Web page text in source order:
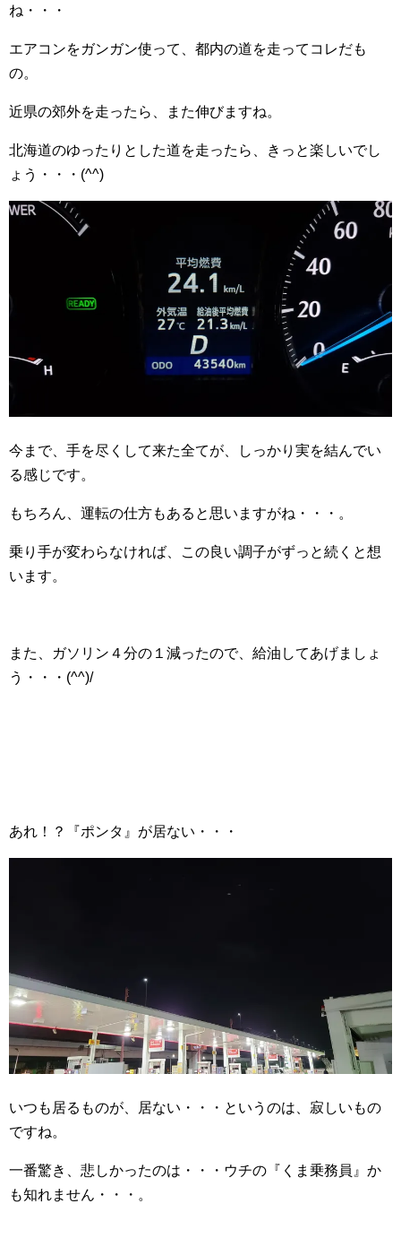
ね・・・
エアコンをガンガン使って、都内の道を走ってコレだも
の。
近県の郊外を走ったら、また伸びますね。
北海道のゆったりとした道を走ったら、きっと楽しいでし
ょう・・・(^^)
今まで、手を尽くして来た全てが、しっかり実を結んでい
る感じです。
もちろん、運転の仕方もあると思いますがね・・・。
乗り手が変わらなければ、この良い調子がずっと続くと想
います。
また、ガソリン４分の１減ったので、給油してあげましょ
う・・・(^^)/
あれ！？『ポンタ』が居ない・・・
いつも居るものが、居ない・・・というのは、寂しいもの
ですね。
一番驚き、悲しかったのは・・・ウチの『くま乗務員』か
も知れません・・・。